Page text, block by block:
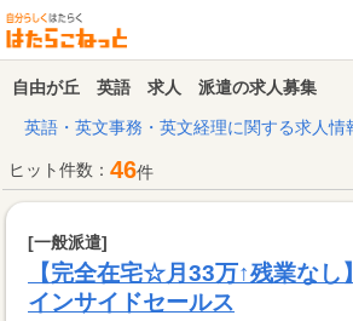
自由が丘 英語 求人 派遣の求人募集
英語・英文事務・英文経理に関する求人情
ヒット件数： 46件
[一般派遣]
【完全在宅☆月33万↑残業なし
インサイドセールス